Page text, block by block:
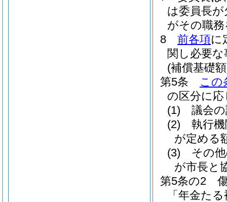
は委員長
がその職
8
前各項に
関し必要
(補償基礎
第5条
この
の区分に応
(1)
議会
(2)
執行
が定める
(3)
その
が市長と
第5条の2
「年金た